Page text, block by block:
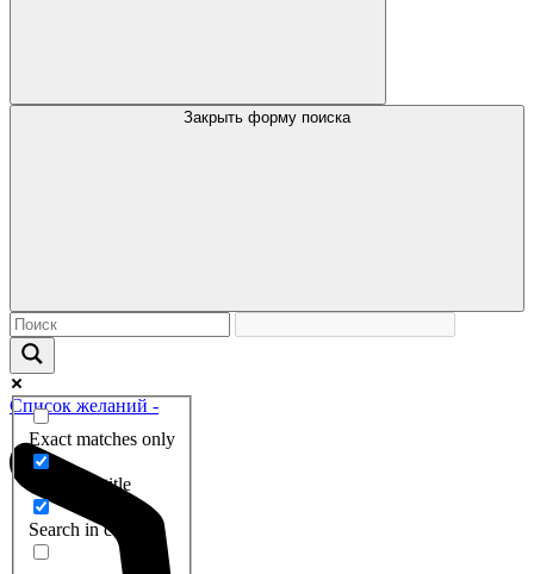
Закрыть форму поиска
Exact matches only
Search in title
Search in content
Список желаний -